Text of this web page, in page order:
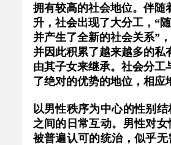
拥有较高的社会地位。伴随
升，社会出现了大分工，“
并产生了全新的社会关系”
并因此积累了越来越多的私
由其子女来继承。社会分工
了绝对的优势的地位，相应
以男性秩序为中心的性别
之间的日常互动。男性对
被普遍认可的统治，似乎